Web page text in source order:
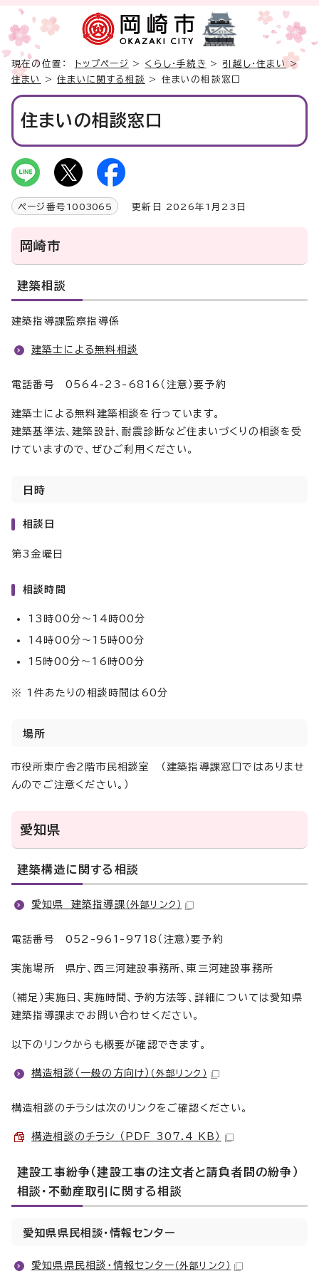
現在の位置： トップページ > くらし・手続き > 引越し・住まい >
住まい
>住まいに関する相談 > 住まいの相談窓口
住まいの相談窓口
ページ番号 1003065 更新日 2026年1月23日
岡崎市
建築相談
建築指導課監察指導係
建築士による無料相談
電話番号 0564-23-6816（注意）要予約
建築士による無料建築相談を行っています。
建築基準法、建築設計、耐震診断など住まいづくりの相談を受
けていますので、ぜひご利用ください。
日時
相談日
第3金曜日
相談時間
13時00分～14時00分
14時00分～15時00分
15時00分～16時00分
※ 1件あたりの相談時間は60分
場所
市役所東庁舎2階市民相談室 （建築指導課窓口ではありませ
んのでご注意ください。）
愛知県
建築構造に関する相談
愛知県 建築指導課 （外部リンク）
電話番号 052-961-9718（注意）要予約
実施場所 県庁、西三河建設事務所、東三河建設事務所
（補足）実施日、実施時間、予約方法等、詳細については愛知県
建築指導課までお問い合わせください。
以下のリンクからも概要が確認できます。
構造相談（一般の方向け） （外部リンク）
構造相談のチラシは次のリンクをご確認ください。
構造相談のチラシ （PDF 307.4 KB）
建設工事紛争（建設工事の注文者と請負者間の紛争）
相談・不動産取引に関する相談
愛知県県民相談・情報センター
愛知県県民相談・情報センター （外部リンク）